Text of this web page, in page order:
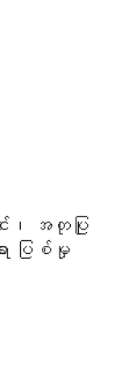
င်း၊ အတုပြု
ပြစ်မှု